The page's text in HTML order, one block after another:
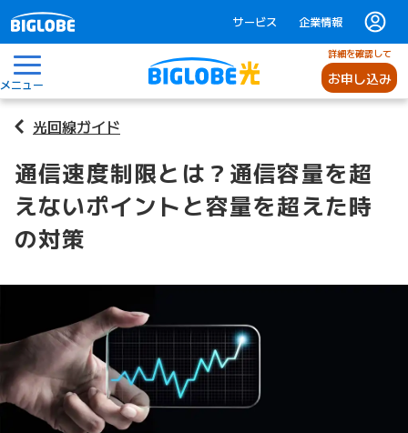
サービス 企業情報
メニュー
詳細を確認して
お申し込み
光回線ガイド
通信速度制限とは？通信容量を超
えないポイントと容量を超えた時
の対策